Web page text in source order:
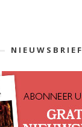
NIEUWSBRIEF